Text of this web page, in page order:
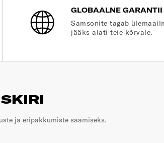
GLOBAALNE GARANTII
Samsonite tagab
jääks alati teie kõrvale.
ja eripakkumiste saamiseks.